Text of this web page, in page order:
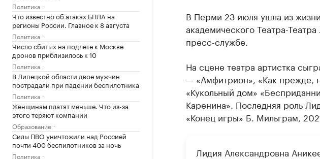
Политика
Что известно об атаках БПЛА на
регионы России. Главное к 8 августа
Политика
Число сбитых на подлете к Москве
дронов приблизилось к 10
Политика
В Липецкой области двое мужчин
пострадали при падении беспилотника
Политика
Женщинам платят меньше. Что из-за
этого теряют компании
Образование
Силы ПВО уничтожили над Россией
почти 400 беспилотников за ночь
Политика
В Перми 23 июля ушла из
академического Театра-
пресс-службе.
На сцене театра артистка
— «Амфитрион», «Как прежде,
«Кукольный дом»
Каренина». Последняя роль
«Конец игры» Б. Мильграм,
Лидия Александровна